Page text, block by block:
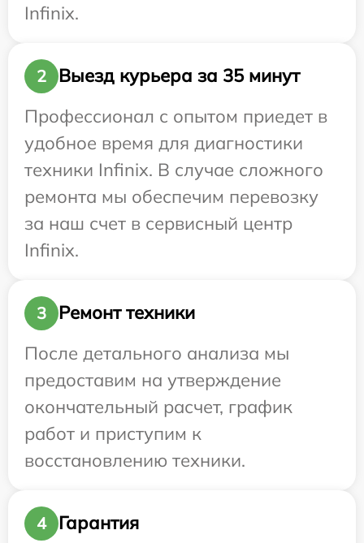
Infinix.
2
Выезд курьера за 35 минут
Профессионал с опытом приедет в
удобное время для диагностики
техники Infinix. В случае сложного
ремонта мы обеспечим перевозку
за наш счет в сервисный центр
Infinix.
3
Ремонт техники
После детального анализа мы
предоставим на утверждение
окончательный расчет, график
работ и приступим к
восстановлению техники.
4 Гарантия